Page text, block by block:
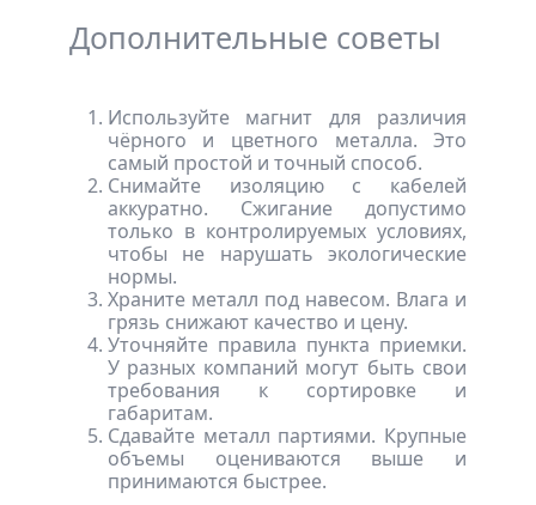
Дополнительные советы
Используйте магнит для различия
чёрного и цветного металла. Это
самый простой и точный способ.
Снимайте изоляцию с кабелей
аккуратно. Сжигание допустимо
только в контролируемых условиях,
чтобы не нарушать экологические
нормы.
Храните металл под навесом. Влага и
грязь снижают качество и цену.
Уточняйте правила пункта приемки.
У разных компаний могут быть свои
требования к сортировке и
габаритам.
Сдавайте металл партиями. Крупные
объемы оцениваются выше и
принимаются быстрее.